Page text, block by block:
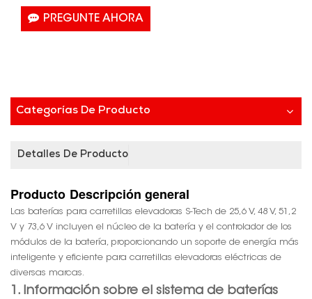
PREGUNTE AHORA
Categorías De Producto
Detalles De Producto
Producto Descripción general
Las baterías para carretillas elevadoras S-Tech de 25,6 V, 48 V, 51,2
V y 73,6 V incluyen el núcleo de la batería y el controlador de los
módulos de la batería, proporcionando un soporte de energía más
inteligente y eficiente para carretillas elevadoras eléctricas de
diversas marcas.
1. Información sobre el sistema de baterías